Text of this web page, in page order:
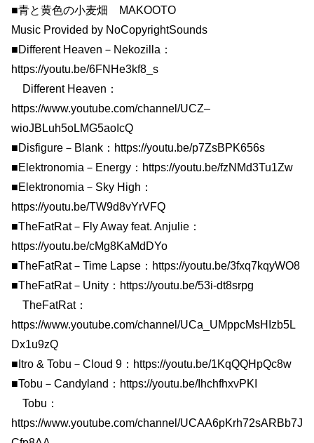
■青と黄色の小麦畑 MAKOOTO
Music Provided by NoCopyrightSounds
■Different Heaven－Nekozilla：
https://youtu.be/6FNHe3kf8_s
Different Heaven：
https://www.youtube.com/channel/UCZ–
wioJBLuh5oLMG5aoIcQ
■Disfigure－Blank：https://youtu.be/p7ZsBPK656s
■Elektronomia－Energy：https://youtu.be/fzNMd3Tu1Zw
■Elektronomia－Sky High：
https://youtu.be/TW9d8vYrVFQ
■TheFatRat－Fly Away feat. Anjulie：
https://youtu.be/cMg8KaMdDYo
■TheFatRat－Time Lapse：https://youtu.be/3fxq7kqyWO8
■TheFatRat－Unity：https://youtu.be/53i-dt8srpg
TheFatRat：
https://www.youtube.com/channel/UCa_UMppcMsHIzb5L
Dx1u9zQ
■Itro & Tobu－Cloud 9：https://youtu.be/1KqQQHpQc8w
■Tobu－Candyland：https://youtu.be/IhchfhxvPKI
Tobu：
https://www.youtube.com/channel/UCAA6pKrh72sARBb7J